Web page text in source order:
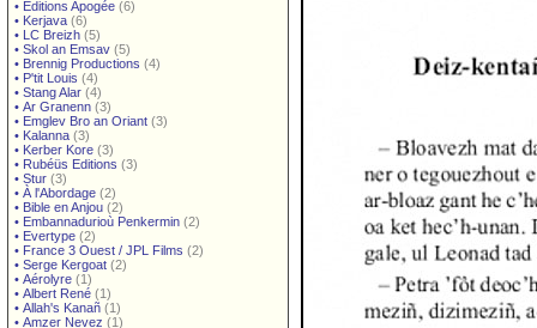
• Éditions Apogée (6)
• Kerjava (6)
• LC Breizh (5)
• Skol an Emsav (5)
• Brennig Productions (4)
• P'tit Louis (4)
• Stang Alar (4)
• Ar Granenn (3)
• Emglev Bro an Oriant (3)
• Kalanna (3)
• Kerber Kore (3)
• Rubéüs Editions (3)
• Stur (3)
• À l'Abordage (2)
• Bible en Anjou (2)
• Embannadurioù Penkermin (2)
• Evertype (2)
• France 3 Ouest / JPL Films (2)
• Serge Kergoat (2)
• Aérolyre (1)
• Albert René (1)
• Allah's Kanañ (1)
• Amzer Nevez (1)